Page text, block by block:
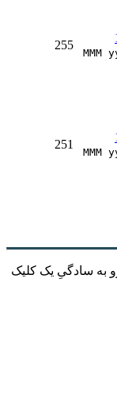
MMM
255
MMM
251
به سادگیِ یک کلیک